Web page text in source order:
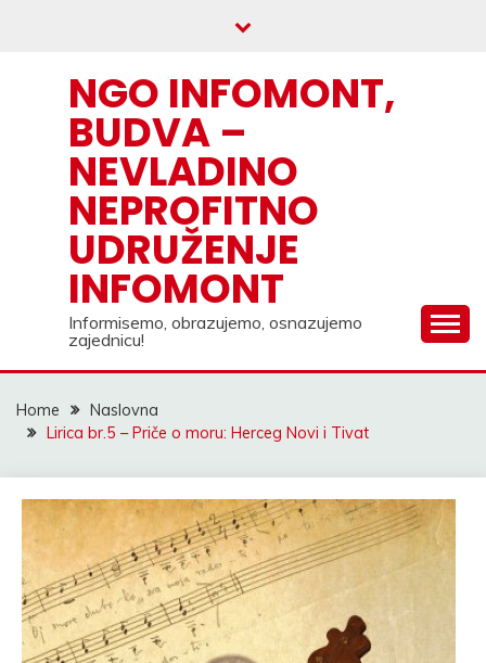
NGO INFOMONT,
BUDVA –
NEVLADINO
NEPROFITNO
UDRUŽENJE
INFOMONT
Informisemo, obrazujemo, osnazujemo
zajednicu!
Home
Naslovna
Lirica br.5 – Priče o moru: Herceg Novi i Tivat